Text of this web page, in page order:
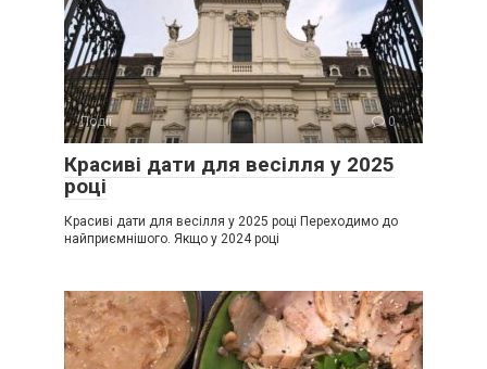
Події 0
Красиві дати для весілля у 2025
році
Красиві дати для весілля у 2025 році Переходимо до
найприємнішого. Якщо у 2024 році